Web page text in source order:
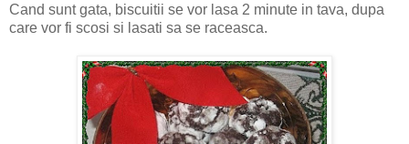
Cand sunt gata, biscuitii se vor lasa 2 minute in tava, dupa
care vor fi scosi si lasati sa se raceasca.